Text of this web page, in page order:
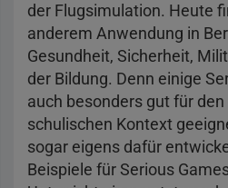
der Flugsimulation. Heute
anderem Anwendung in
Gesundheit, Sicherheit,
der Bildung. Denn einige
auch besonders gut für
schulischen Kontext
sogar eigens dafür
Beispiele für Serious